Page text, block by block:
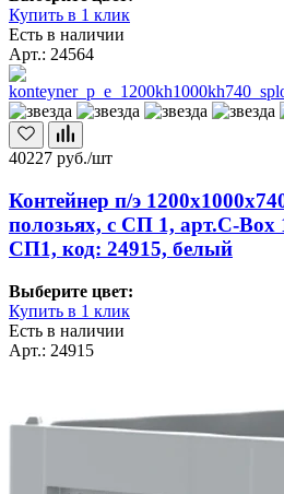
Купить в 1 клик
Есть в наличии
Арт.: 24564
40227 руб./шт
Контейнер п/э
полозьях, с СП 1, арт.C-Box
СП1, код: 24915, белый
Выберите цвет:
Купить в 1 клик
Есть в наличии
Арт.: 24915